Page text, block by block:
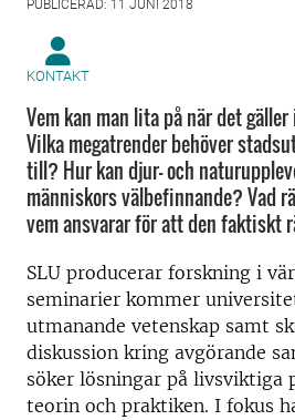
PUBLICERAD: 11 JUNI 2018
KONTAKT
Vem kan man lita på när det
Vilka megatrender behöver
till? Hur kan djur- och
människors välbefinnande? Vad
vem ansvarar för att den faktiskt
SLU producerar forskning i
seminarier kommer
utmanande vetenskap samt
diskussion kring avgörande
söker lösningar på livsviktiga
teorin och praktiken. I fokus